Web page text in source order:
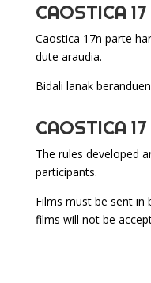
CAOSTICA
Caostica 17n parte
dute araudia.
Bidali lanak
CAOSTICA
The rules developed
participants.
Films must be sent in
films will not be